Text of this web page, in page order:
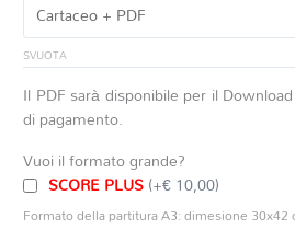
SVUOTA
Il PDF sarà disponibile per il
di pagamento.
Vuoi il formato grande?
SCORE PLUS(+€ 10,00)
Formato della partitura A3: dimesione 30x42